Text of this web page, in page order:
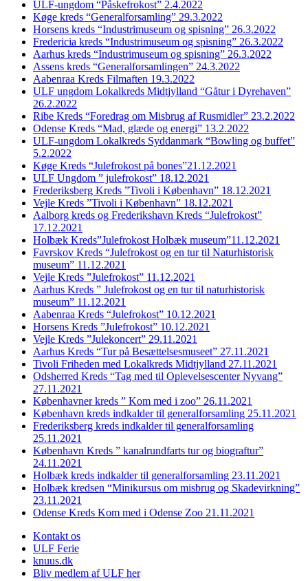
ULF-ungdom “Påskefrokost” 2.4.2022
Køge kreds “Generalforsamling” 29.3.2022
Horsens kreds “Industrimuseum og spisning” 26.3.2022
Fredericia kreds “Industrimuseum og spisning” 26.3.2022
Aarhus kreds “Industrimuseum og spisning” 26.3.2022
Assens kreds “Generalforsamlingen” 24.3.2022
Aabenraa Kreds Filmaften 19.3.2022
ULF ungdom Lokalkreds Midtjylland “Gåtur i Dyrehaven”
26.2.2022
Ribe Kreds “Foredrag om Misbrug af Rusmidler” 23.2.2022
Odense Kreds “Mad, glæde og energi” 13.2.2022
ULF-ungdom Lokalkreds Syddanmark “Bowling og buffet”
5.2.2022
Køge Kreds “Julefrokost på bones”21.12.2021
ULF Ungdom ” julefrokost” 18.12.2021
Frederiksberg Kreds ”Tivoli i København” 18.12.2021
Vejle Kreds ”Tivoli i København” 18.12.2021
Aalborg kreds og Frederikshavn Kreds “Julefrokost”
17.12.2021
Holbæk Kreds”Julefrokost Holbæk museum”11.12.2021
Favrskov Kreds “Julefrokost og en tur til Naturhistorisk
museum” 11.12.2021
Vejle Kreds ”Julefrokost” 11.12.2021
Aarhus Kreds ” Julefrokost og en tur til naturhistorisk
museum” 11.12.2021
Aabenraa Kreds “Julefrokost” 10.12.2021
Horsens Kreds ”Julefrokost” 10.12.2021
Vejle Kreds ”Julekoncert” 29.11.2021
Aarhus Kreds “Tur på Besættelsesmuseet” 27.11.2021
Tivoli Friheden med Lokalkreds Midtjylland 27.11.2021
Odsherred Kreds “Tag med til Oplevelsescenter Nyvang”
27.11.2021
Københavner kreds ” Kom med i zoo” 26.11.2021
København kreds indkalder til generalforsamling 25.11.2021
Frederiksberg kreds indkalder til generalforsamling
25.11.2021
København Kreds ” kanalrundfarts tur og biograftur”
24.11.2021
Holbæk kreds indkalder til generalforsamling 23.11.2021
Holbæk kredsen “Minikursus om misbrug og Skadevirkning”
23.11.2021
Odense Kreds Kom med i Odense Zoo 21.11.2021
Kontakt os
ULF Ferie
knuus.dk
Bliv medlem af ULF her